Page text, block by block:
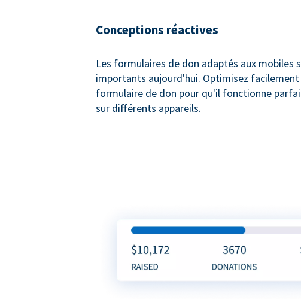
Conceptions réactives
Les formulaires de don adaptés aux mobiles
importants aujourd'hui. Optimisez
formulaire de don pour qu'il fonctionne
sur différents appareils.